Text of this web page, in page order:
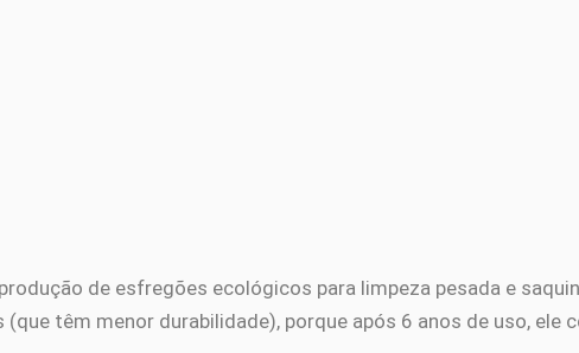
de esfregões ecológicos para limpeza pesada e
têm menor durabilidade), porque após 6 anos de uso, ele